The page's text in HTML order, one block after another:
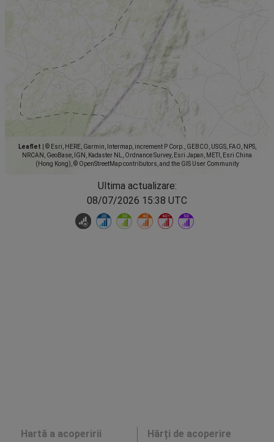
Leaflet
© Esri, HERE, Garmin, Intermap, increment P Corp., GEBCO, USGS, FAO, NPS,
NRCAN, GeoBase, IGN, Kadaster NL, Ordnance Survey, Esri Japan, METI, Esri China
(Hong Kong), © OpenStreetMap contributors, and the GIS User Community
Ultima actualizare:
08/07/2026 15:38 UTC
Hartă a acoperirii
Hărți de acoperire